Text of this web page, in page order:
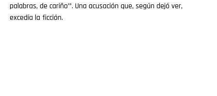
palabras, de cariño’”. Una acusación que, según dejó ver,
excedía la ficción.